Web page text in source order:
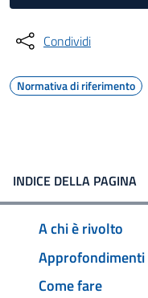
Condividi
Normativa di riferimento
INDICE DELLA PAGINA
A chi è rivolto
Approfondimenti
Come fare